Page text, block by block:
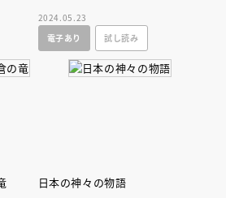
がおくる本格ハイファンタジー
第３巻！
2024.05.23
電子あり
試し読み
日本の神々の物語